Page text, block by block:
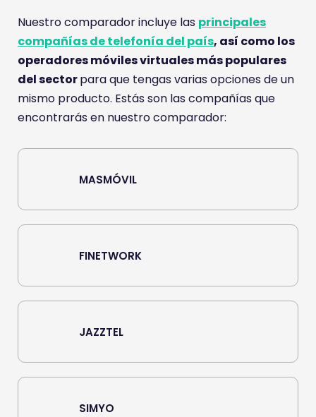
Nuestro comparador incluye las principales
compañías de telefonía del país, así como los
operadores móviles virtuales más populares
del sectorpara que tengas varias opciones de un
mismo producto. Estás son las compañías que
encontrarás en nuestro comparador:
MASMÓVIL
FINETWORK
JAZZTEL
SIMYO